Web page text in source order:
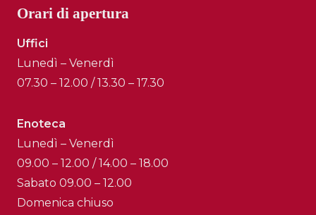
Orari di apertura
Uffici
Lunedì – Venerdì
07.30 – 12.00 / 13.30 – 17.30
Enoteca
Lunedì – Venerdì
09.00 – 12.00 / 14.00 – 18.00
Sabato 09.00 – 12.00
Domenica chiuso